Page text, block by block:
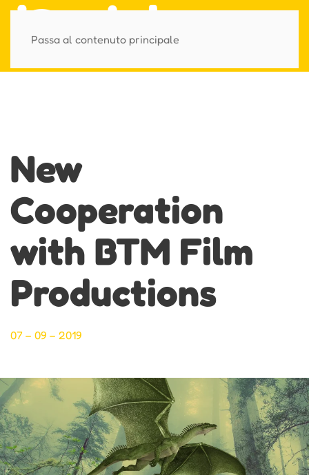
Passa al contenuto principale
New
Cooperation
with BTM Film
Productions
07 – 09 – 2019